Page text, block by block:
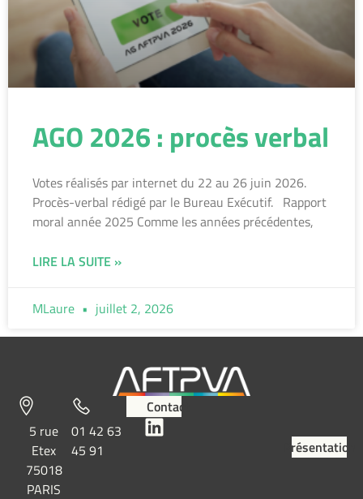
AGO 2026 : procès verbal
Votes réalisés par internet du 22 au 26 juin 2026.
Procès-verbal rédigé par le Bureau Exécutif. Rapport
moral année 2025 Comme les années précédentes,
LIRE LA SUITE »
MLaure juillet 2, 2026
5 rue
Etex
75018
PARIS
01 42 63
45 91
Contact
Présentation